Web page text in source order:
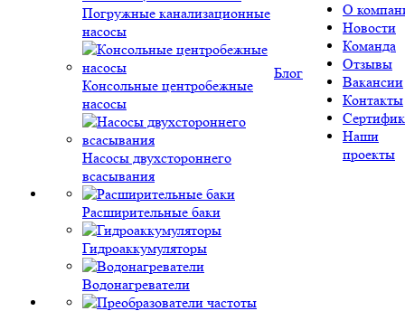
Погружные канализационные
насосы
Консольные центробежные
насосы
Насосы двухстороннего
всасывания
Расширительные баки
Гидроаккумуляторы
Водонагреватели
Блог
О
Новости
Команда
Отзывы
Вакансии
Контакты
Наши
проекты